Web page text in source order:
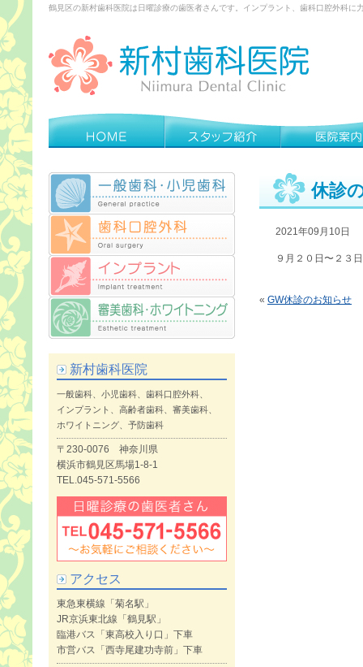
鶴見区の新村歯科医院は日曜診療の歯医者さんです。インプラント、歯科口腔外科
休診
2021年09月10日
９月２０日〜２３
« GW休診のお知らせ
新村歯科医院
一般歯科、小児歯科、歯科口腔外科、
インプラント、高齢者歯科、審美歯科、
ホワイトニング、予防歯科
〒230-0076 神奈川県
横浜市鶴見区馬場1-8-1
TEL.045-571-5566
アクセス
東急東横線「菊名駅」
JR京浜東北線「鶴見駅」
臨港バス「東高校入り口」下車
市営バス「西寺尾建功寺前」下車